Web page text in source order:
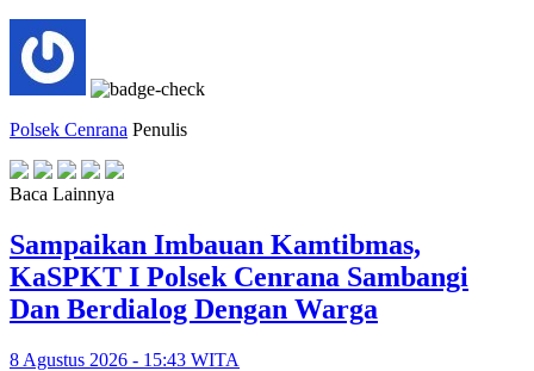
Polsek Cenrana Penulis
Baca Lainnya
‎Sampaikan Imbauan Kamtibmas,
KaSPKT I Polsek Cenrana Sambangi
Dan Berdialog Dengan Warga
8 Agustus 2026 - 15:43 WITA